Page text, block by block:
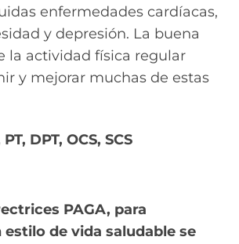
enfermedades cardíacas,
y depresión. La buena
la actividad física regular
y mejorar muchas de estas
DPT, OCS, SCS
PAGA, para
de vida saludable se